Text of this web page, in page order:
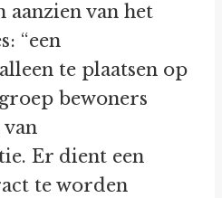
aanzien van het
“een
te plaatsen op
bewoners
Er dient een
te worden